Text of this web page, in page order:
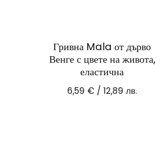
Гривна Mala от дърво
Венге с цвете на живота,
еластична
6,59 € / 12,89 лв.